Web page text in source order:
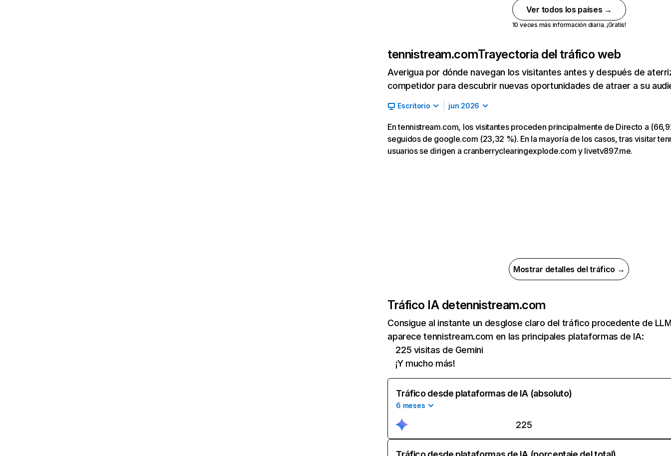
Ver todos los países →
10 veces más información diaria. ¡Gratis!
tennistream.comTrayectoria del tráfico web
Averigua por dónde navegan los visitantes antes y después de
competidor para descubrir nuevas oportunidades de atraer a su
Escritorio jun 2026
En tennistream.com, los visitantes proceden principalmente de Directo a
seguidos de google.com (23,32 %). En la mayoría de los casos, tras visitar
usuarios se dirigen a cranberryclearingexplode.com y livetv897.me.
Mostrar detalles del tráfico →
Tráfico IA detennistream.com
Consigue al instante un desglose claro del tráfico procedente de
aparece tennistream.com en las principales plataformas de IA:
225 visitas de Gemini
¡Y mucho más!
Tráfico desde plataformas de IA (absoluto)
6 meses
225